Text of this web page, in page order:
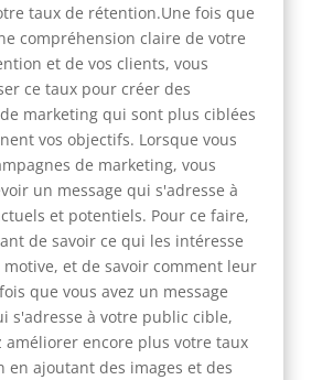
taux de rétention.Une fois que
compréhension claire de votre
et de vos clients, vous
ce taux pour créer des
marketing qui sont plus ciblées
vos objectifs. Lorsque vous
de marketing, vous
un message qui s'adresse à
et potentiels. Pour ce faire,
de savoir ce qui les intéresse
et de savoir comment leur
que vous avez un message
s'adresse à votre public cible,
améliorer encore plus votre taux
en ajoutant des images et des